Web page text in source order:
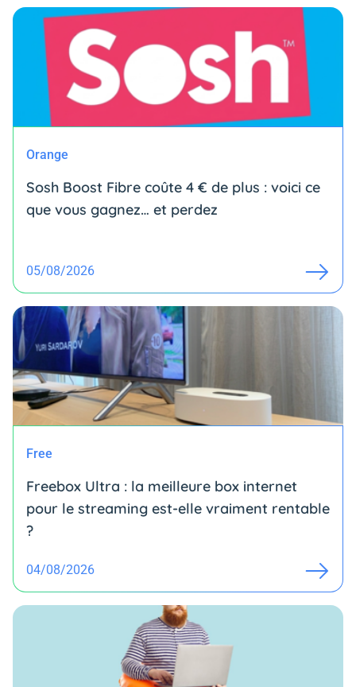
Orange
Sosh Boost Fibre coûte 4 € de plus : voici ce
que vous gagnez… et perdez
05/08/2026
Free
Freebox Ultra : la meilleure box internet
pour le streaming est-elle vraiment rentable
?
04/08/2026